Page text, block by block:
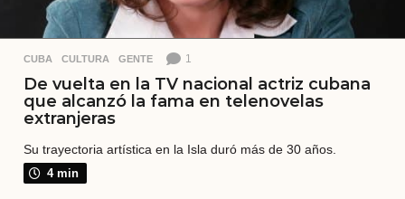
CUBA ,CULTURA ,GENTE 1
De vuelta en la TV nacional actriz cubana
que alcanzó la fama en telenovelas
extranjeras
Su trayectoria artística en la Isla duró más de 30 años.
4 min